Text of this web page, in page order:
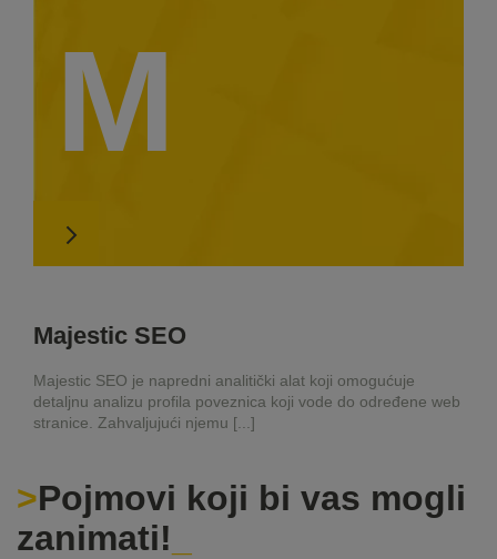
M
Majestic SEO
Majestic SEO je napredni analitički alat koji omogućuje
detaljnu analizu profila poveznica koji vode do određene web
stranice. Zahvaljujući njemu [...]
Pojmovi koji bi vas mogli
zanimati!